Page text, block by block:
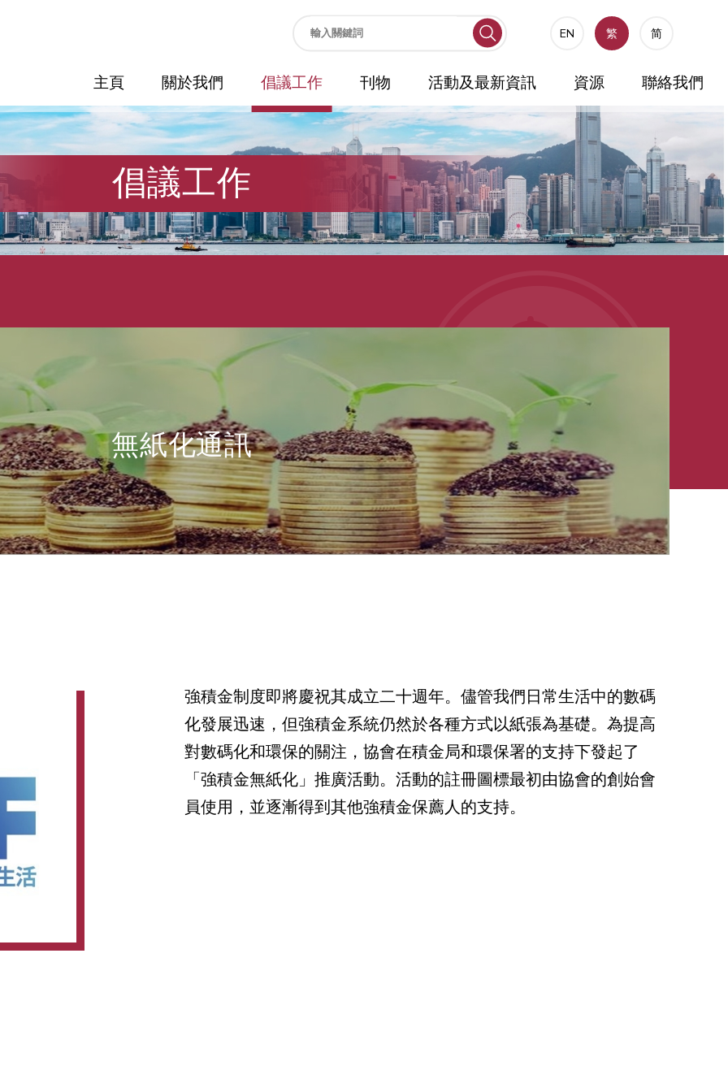
EN 繁 简
主頁 關於我們 倡議工作 刊物 活動及最新資訊 資源 聯絡我們
倡議工作
無紙化通訊
強積金制度即將慶祝其成立二十週年。儘管我們日常生活中的數碼
化發展迅速，但強積金系統仍然於各種方式以紙張為基礎。為提高
對數碼化和環保的關注，協會在積金局和環保署的支持下發起了
「強積金無紙化」推廣活動。活動的註冊圖標最初由協會的創始會
員使用，並逐漸得到其他強積金保薦人的支持。